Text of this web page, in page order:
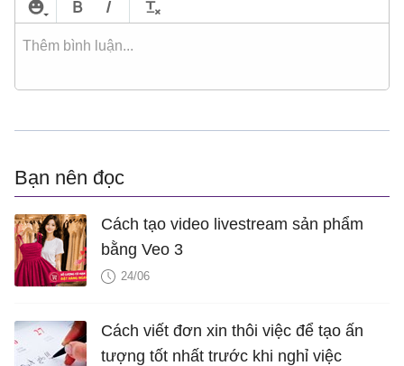
Bạn nên đọc
Cách tạo video livestream sản phẩm
bằng Veo 3
24/06
Cách viết đơn xin thôi việc để tạo ấn
tượng tốt nhất trước khi nghỉ việc